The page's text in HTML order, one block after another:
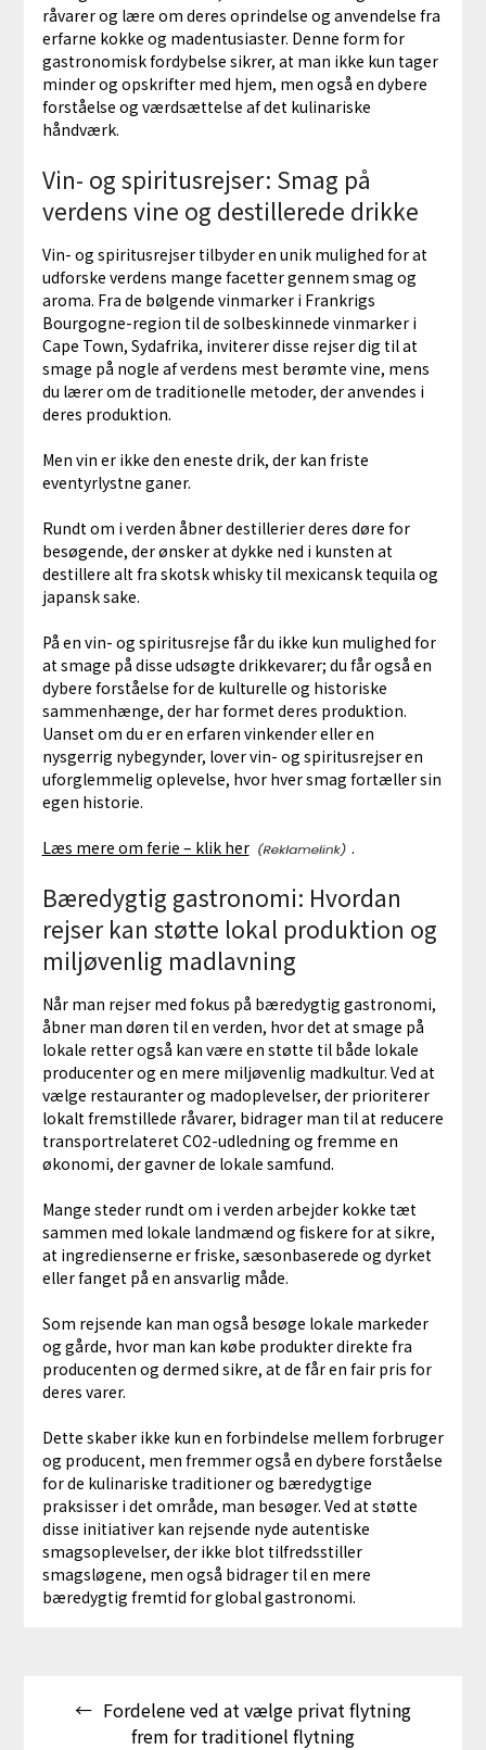
råvarer og lære om deres oprindelse og anvendelse fra
erfarne kokke og madentusiaster. Denne form for
gastronomisk fordybelse sikrer, at man ikke kun tager
minder og opskrifter med hjem, men også en dybere
forståelse og værdsættelse af det kulinariske
håndværk.
Vin- og spiritusrejser: Smag på
verdens vine og destillerede drikke
Vin- og spiritusrejser tilbyder en unik mulighed for at
udforske verdens mange facetter gennem smag og
aroma. Fra de bølgende vinmarker i Frankrigs
Bourgogne-region til de solbeskinnede vinmarker i
Cape Town, Sydafrika, inviterer disse rejser dig til at
smage på nogle af verdens mest berømte vine, mens
du lærer om de traditionelle metoder, der anvendes i
deres produktion.
Men vin er ikke den eneste drik, der kan friste
eventyrlystne ganer.
Rundt om i verden åbner destillerier deres døre for
besøgende, der ønsker at dykke ned i kunsten at
destillere alt fra skotsk whisky til mexicansk tequila og
japansk sake.
På en vin- og spiritusrejse får du ikke kun mulighed for
at smage på disse udsøgte drikkevarer; du får også en
dybere forståelse for de kulturelle og historiske
sammenhænge, der har formet deres produktion.
Uanset om du er en erfaren vinkender eller en
nysgerrig nybegynder, lover vin- og spiritusrejser en
uforglemmelig oplevelse, hvor hver smag fortæller sin
egen historie.
Læs mere om ferie – klik her .
Bæredygtig gastronomi: Hvordan
rejser kan støtte lokal produktion og
miljøvenlig madlavning
Når man rejser med fokus på bæredygtig gastronomi,
åbner man døren til en verden, hvor det at smage på
lokale retter også kan være en støtte til både lokale
producenter og en mere miljøvenlig madkultur. Ved at
vælge restauranter og madoplevelser, der prioriterer
lokalt fremstillede råvarer, bidrager man til at reducere
transportrelateret CO2-udledning og fremme en
økonomi, der gavner de lokale samfund.
Mange steder rundt om i verden arbejder kokke tæt
sammen med lokale landmænd og fiskere for at sikre,
at ingredienserne er friske, sæsonbaserede og dyrket
eller fanget på en ansvarlig måde.
Som rejsende kan man også besøge lokale markeder
og gårde, hvor man kan købe produkter direkte fra
producenten og dermed sikre, at de får en fair pris for
deres varer.
Dette skaber ikke kun en forbindelse mellem forbruger
og producent, men fremmer også en dybere forståelse
for de kulinariske traditioner og bæredygtige
praksisser i det område, man besøger. Ved at støtte
disse initiativer kan rejsende nyde autentiske
smagsoplevelser, der ikke blot tilfredsstiller
smagsløgene, men også bidrager til en mere
bæredygtig fremtid for global gastronomi.
Fordelene ved at vælge privat flytning
frem for traditionel flytning